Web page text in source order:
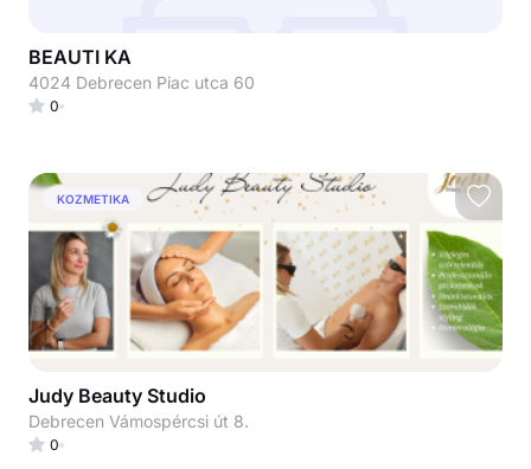
BEAUTI KA
4024 Debrecen Piac utca 60
0
KOZMETIKA
Judy Beauty Studio
Debrecen Vámospércsi út 8.
0